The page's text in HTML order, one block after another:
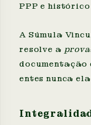
PPP e
A Súmula
resolve a prova
documentação
entes nunca